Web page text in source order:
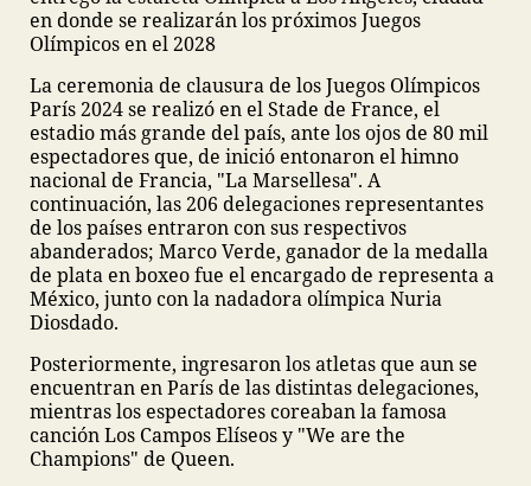
en donde se realizarán los próximos Juegos
Olímpicos en el 2028
La ceremonia de clausura de los Juegos Olímpicos
París 2024 se realizó en el Stade de France, el
estadio más grande del país, ante los ojos de 80 mil
espectadores que, de inició entonaron el himno
nacional de Francia, "La Marsellesa". A
continuación, las 206 delegaciones representantes
de los países entraron con sus respectivos
abanderados; Marco Verde, ganador de la medalla
de plata en boxeo fue el encargado de representa a
México, junto con la nadadora olímpica Nuria
Diosdado.
Posteriormente, ingresaron los atletas que aun se
encuentran en París de las distintas delegaciones,
mientras los espectadores coreaban la famosa
canción Los Campos Elíseos y "We are the
Champions" de Queen.